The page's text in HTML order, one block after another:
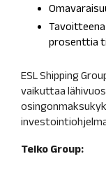
prosenttia
ESL Shipping
vaikuttaa
Telko Group: